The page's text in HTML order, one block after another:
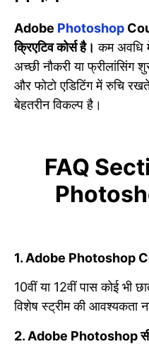
Adobe Photoshop
क्रिएटिव कोर्स है। कम अवधि
अच्छी नौकरी या
और फोटो एडिटिंग में रुचि
बेहतरीन विकल्प है।
FAQ
1. Adobe Photoshop
10वीं या 12वीं पास कोई भी
विशेष स्ट्रीम की आवश्यकता
2. Adobe Photoshop